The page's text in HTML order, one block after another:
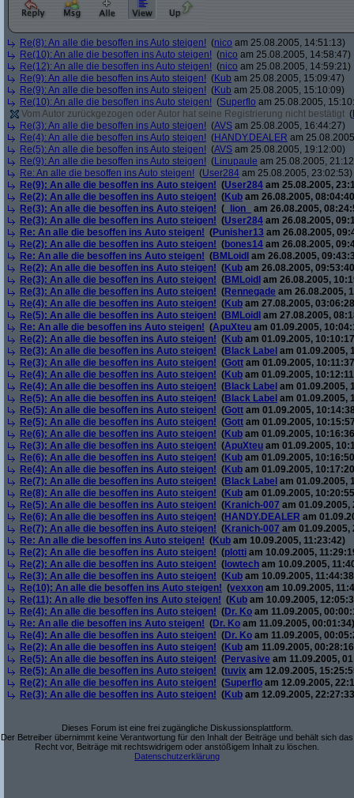
Re(8): An alle die besoffen ins Auto steigen! (nico am 25.08.2005, 14:51:13)
Re(10): An alle die besoffen ins Auto steigen! (nico am 25.08.2005, 14:58:47)
Re(12): An alle die besoffen ins Auto steigen! (nico am 25.08.2005, 14:59:21)
Re(9): An alle die besoffen ins Auto steigen! (Kub am 25.08.2005, 15:09:47)
Re(9): An alle die besoffen ins Auto steigen! (Kub am 25.08.2005, 15:10:09)
Re(10): An alle die besoffen ins Auto steigen! (Superflo am 25.08.2005,
Vom Autor zurückgezogen oder Autor hat seine Registrierung nicht bestätigt (
Re(3): An alle die besoffen ins Auto steigen! (AVS am 25.08.2005, 16:44:27)
Re(4): An alle die besoffen ins Auto steigen! (HANDY.DEALER am
Re(5): An alle die besoffen ins Auto steigen! (AVS am 25.08.2005, 19:12:00)
Re(9): An alle die besoffen ins Auto steigen! (Linupaule am 25.08.2005,
Re: An alle die besoffen ins Auto steigen! (User284 am 25.08.2005, 23:02:53)
Re(9): An alle die besoffen ins Auto steigen! (User284 am 25.08.2005,
Re(2): An alle die besoffen ins Auto steigen! (Kub am 26.08.2005,
Re(3): An alle die besoffen ins Auto steigen! ( _lion_
am 26.08.2005,
Re(3): An alle die besoffen ins Auto steigen! (User284 am 26.08.2005,
Re: An alle die besoffen ins Auto steigen! (Punisher13 am 26.08.2005,
Re(2): An alle die besoffen ins Auto steigen! (bones14 am 26.08.2005,
Re: An alle die besoffen ins Auto steigen! (BMLoidl am 26.08.2005,
Re(2): An alle die besoffen ins Auto steigen! (Kub am 26.08.2005,
Re(3): An alle die besoffen ins Auto steigen! (BMLoidl am 26.08.2005,
Re(3): An alle die besoffen ins Auto steigen! (Rennegade am 26.08.2005,
Re(4): An alle die besoffen ins Auto steigen! (Kub am 27.08.2005,
Re(5): An alle die besoffen ins Auto steigen! (BMLoidl am 27.08.2005,
Re: An alle die besoffen ins Auto steigen! (ApuXteu am 01.09.2005,
Re(2): An alle die besoffen ins Auto steigen! (Kub am 01.09.2005,
Re(3): An alle die besoffen ins Auto steigen! (Black Label am 01.09.2005,
Re(3): An alle die besoffen ins Auto steigen! (Gott am 01.09.2005,
Re(4): An alle die besoffen ins Auto steigen! (Kub am 01.09.2005,
Re(4): An alle die besoffen ins Auto steigen! (Black Label am 01.09.2005,
Re(5): An alle die besoffen ins Auto steigen! (Black Label am 01.09.2005,
Re(5): An alle die besoffen ins Auto steigen! (Gott am 01.09.2005,
Re(5): An alle die besoffen ins Auto steigen! (Gott am 01.09.2005,
Re(6): An alle die besoffen ins Auto steigen! (Kub am 01.09.2005,
Re(3): An alle die besoffen ins Auto steigen! (ApuXteu am 01.09.2005,
Re(6): An alle die besoffen ins Auto steigen! (Kub am 01.09.2005,
Re(4): An alle die besoffen ins Auto steigen! (Kub am 01.09.2005,
Re(7): An alle die besoffen ins Auto steigen! (Black Label am 01.09.2005,
Re(8): An alle die besoffen ins Auto steigen! (Kub am 01.09.2005,
Re(5): An alle die besoffen ins Auto steigen! (Kranich-007 am 01.09.2005,
Re(6): An alle die besoffen ins Auto steigen! (HANDY.DEALER am
Re(7): An alle die besoffen ins Auto steigen! (Kranich-007 am 01.09.2005,
Re: An alle die besoffen ins Auto steigen! (Kub am 10.09.2005, 11:23:42)
Re(2): An alle die besoffen ins Auto steigen! (plotti am 10.09.2005,
Re(2): An alle die besoffen ins Auto steigen! ( lowtech am 10.09.2005,
Re(3): An alle die besoffen ins Auto steigen! (Kub am 10.09.2005,
Re(10): An alle die besoffen ins Auto steigen! (vexxon am 10.09.2005,
Re(11): An alle die besoffen ins Auto steigen! (Kub am 10.09.2005,
Re(4): An alle die besoffen ins Auto steigen! (Dr. Ko am 11.09.2005,
Re: An alle die besoffen ins Auto steigen! (Dr. Ko am 11.09.2005, 00:01:34)
Re(4): An alle die besoffen ins Auto steigen! (Dr. Ko am 11.09.2005,
Re(2): An alle die besoffen ins Auto steigen! (Kub am 11.09.2005,
Re(5): An alle die besoffen ins Auto steigen! (Pervasive am 11.09.2005,
Re(5): An alle die besoffen ins Auto steigen! (tuvix am 12.09.2005,
Re(2): An alle die besoffen ins Auto steigen! (Superflo am 12.09.2005,
Re(3): An alle die besoffen ins Auto steigen! (Kub am 12.09.2005,
Dieses Forum ist eine frei zugängliche Diskussionsplattform.
Der Betreiber übernimmt keine Verantwortung für den Inhalt der Beiträge und behält sich das
Recht vor, Beiträge mit rechtswidrigem oder anstößigem Inhalt zu löschen.
Datenschutzerklärung